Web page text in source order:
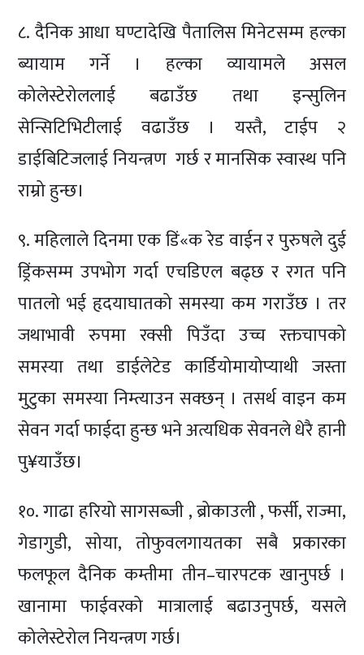
८. दैनिक आधा घण्टादेखि पैतालिस मिनेटसम्म हल्का
ब्यायाम गर्ने । हल्का व्यायामले असल
कोलेस्टेरोललाई बढाउँछ तथा इन्सुलिन
सेन्सिटिभिटीलाई वढाउँछ । यस्तै, टाईप २
डाईबिटिजलाई नियन्त्रण गर्छ र मानसिक स्वास्थ पनि
राम्रो हुन्छ।
९. महिलाले दिनमा एक डिं«क रेड वाईन र पुरुषले दुई
ड्रिंकसम्म उपभोग गर्दा एचडिएल बढ्छ र रगत पनि
पातलो भई हृदयाघातको समस्या कम गराउँछ । तर
जथाभावी रुपमा रक्सी पिउँदा उच्च रक्तचापको
समस्या तथा डाईलेटेड कार्डियोमायोप्याथी जस्ता
मुटुका समस्या निम्त्याउन सक्छन् । तसर्थ वाइन कम
सेवन गर्दा फाईदा हुन्छ भने अत्यधिक सेवनले धेरै हानी
पु¥याउँछ।
१०. गाढा हरियो सागसब्जी , ब्रोकाउली , फर्सी, राज्मा,
गेडागुडी, सोया, तोफुवलगायतका सबै प्रकारका
फलफूल दैनिक कम्तीमा तीन–चारपटक खानुपर्छ ।
खानामा फाईवरको मात्रालाई बढाउनुपर्छ, यसले
कोलेस्टेरोल नियन्त्रण गर्छ।